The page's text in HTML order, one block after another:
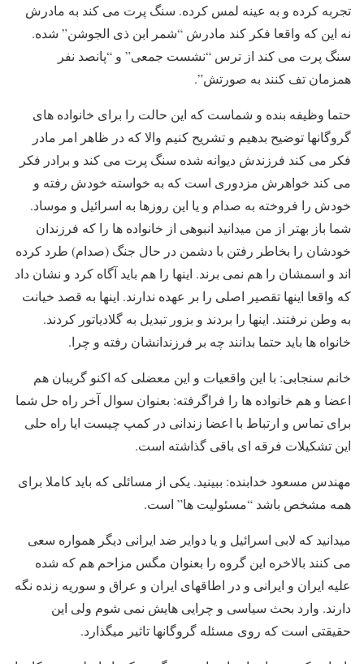
تجربه کرده و به عینه لمس کرده. سنگ پرت می کند به مادرش
نه این که واقعا فکر کند مادرش “شمر ابن ذی الجوشن” شده.
سنگ پرت می کند از ترس “نشست جمعی” و “پانصد نفر
همزمان تف کنند به صورتش”.
حتما وظیفه بنده و شماست که این حالت را برای خانواده های
گروگانها توضیح بدهیم و تشریح کنیم والا که در ظاهر امر مادر
فکر می کند فرزندش دیوانه شده سنگ پرت می کند و برادر فکر
می کند خواهرش مزدوری است که به خواسته خودش رفته و
خودش را فروخته به صدام و یا این روزها به اسرائیل و موساد.
شما باز بهتر از من میدانید انبوهی از خانواده ها را که فرزندان
خودشان را بخاطر رفتن با دشمن در حال جنگ (صدام) طرد کرده
اند و اسمشان را هم نمی برند. اینها را هم باید آگاه کرد و نشان داد
که واقعا اینها تقصیر اصلی را بر عهده ندارند. اینها به قصد خیانت
به وطن نرفتند. اینها را بردند و بزور تبدیل به گلادیاتور کردند.
خانواه ها باید حتما بدانند چه بر فرزندانشان رفته و چرا.
خانم سنجابی: با این واقعیات و این معضلی که اکنو گریبان هم
اعضا و هم خانواده ها را فراگرفته: بعنوان سوال آخر راه حل شما
برای تماس و ارتباط با اعضا زندانی در کمپ چیست ایا راه حلی
این تشکیلات فرقه ای باقی گذاشته است.
مهندس مسعود خدابنده: ببینید. یکی از مسائلی که باید کاملا برای
همه مشخص باشد “مسئولیت ها” است.
میدانید که لابی اسرائیل و یا دوایر ضد ایرانی دیگر همواره سعی
می کنند بالاخره این گروه را بعنوان مگس مزاحم هم که شده
علیه ایران و ایرانی و در اطاقهای ایران و عراق و سوریه زنده نگه
دارند. وارد بحث سیاسی و چرایی هایش نمی شوم ولی این
حقیقتی است که روی مسئله گروگانها تاثیر میگذارد.